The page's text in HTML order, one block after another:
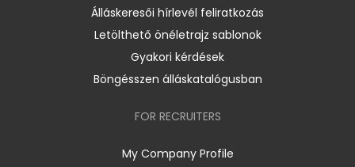
Álláskeresői hírlevél feliratkozás
Letölthető önéletrajz sablonok
Gyakori kérdések
Böngésszen álláskatalógusban
FOR RECRUITERS
My Company Profile